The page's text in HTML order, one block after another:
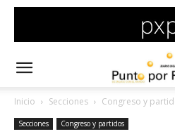
Inicio Secciones Congreso y
Secciones Congreso y partidos